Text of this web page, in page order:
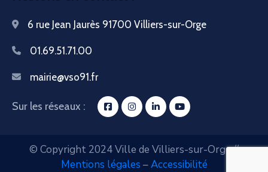
6 rue Jean Jaurès 91700 Villiers-sur-Orge
01.69.51.71.00
mairie@vso91.fr
Sur les réseaux :
© Copyright 2024 Ville de Villiers-sur-Orge //
Mentions légales –Accessibilité